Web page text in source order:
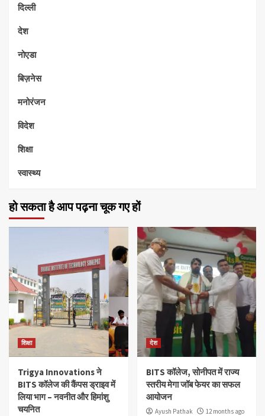
दिल्ली
देश
नोएडा
बिज़नेस
मनोरंजन
विदेश
शिक्षा
स्वास्थ्य
हो सकता है आप पढ़ना चूक गए हों
शिक्षा
Trigya Innovations ने
BITS कॉलेज की कैंपस ड्राइव में
लिया भाग – नवनीत और हिमांशु
चयनित
देश
BITS कॉलेज, सोनीपत में राज्य
स्तरीय मेगा जॉब फेयर का सफल
आयोजन
Ayush Pathak 12 months ago